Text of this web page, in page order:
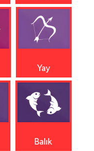
Yay
Balık